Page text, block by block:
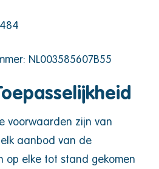
NL003585607B55
voorwaarden zijn van
aanbod van de
op elke tot stand gekomen